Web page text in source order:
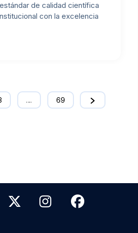
de calidad científica
con la excelencia
… 69